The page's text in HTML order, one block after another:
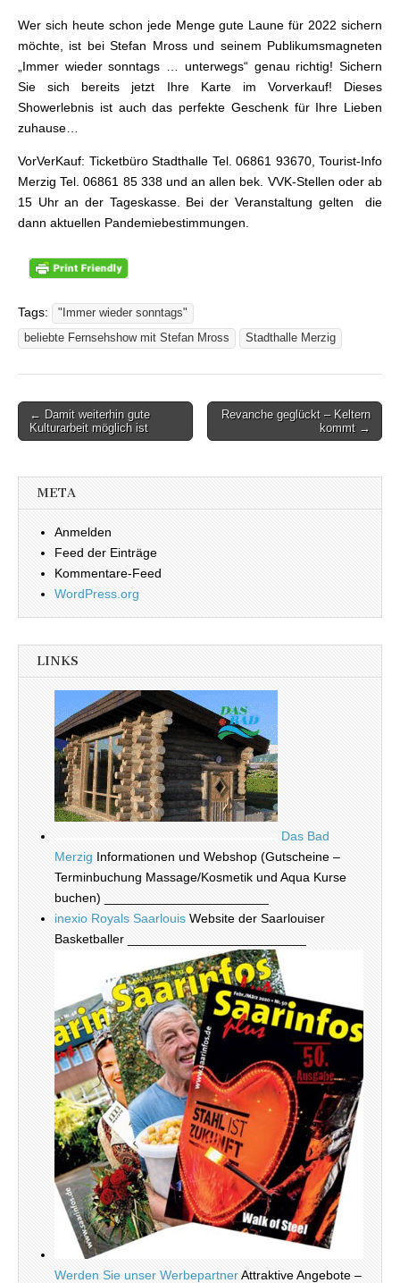
Wer sich heute schon jede Menge gute Laune für 2022 sichern
möchte, ist bei Stefan Mross und seinem Publikumsmagneten
„Immer wieder sonntags … unterwegs“ genau richtig! Sichern
Sie sich bereits jetzt Ihre Karte im Vorverkauf! Dieses
Showerlebnis ist auch das perfekte Geschenk für Ihre Lieben
zuhause…
VorVerKauf: Ticketbüro Stadthalle Tel. 06861 93670, Tourist-Info
Merzig Tel. 06861 85 338 und an allen bek. VVK-Stellen oder ab
15 Uhr an der Tageskasse. Bei der Veranstaltung gelten die
dann aktuellen Pandemiebestimmungen.
Tags:
"Immer wieder sonntags"
beliebte Fernsehshow mit Stefan Mross
Stadthalle Merzig
Beitragsnavigation
← Damit weiterhin gute
Kulturarbeit möglich ist
Revanche geglückt – Keltern
kommt →
META
Anmelden
Feed der Einträge
Kommentare-Feed
WordPress.org
LINKS
Das Bad
Merzig Informationen und Webshop (Gutscheine –
Terminbuchung Massage/Kosmetik und Aqua Kurse
buchen) _______________________
inexio Royals Saarlouis Website der Saarlouiser
Basketballer _________________________
Werden Sie unser WerbepartnerAttraktive Angebote –